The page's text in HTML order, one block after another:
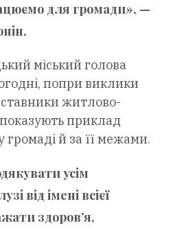
для громади», —
міський голова
попри виклики
житлово-
приклад
громаді й за її межами.
усім
від імені всієї
здоров’я,